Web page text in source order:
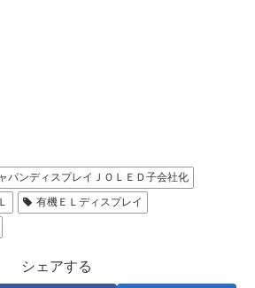
パンディスプレイＪＯＬＥＤ子会社化
有機ＥＬディスプレイ
シェアする